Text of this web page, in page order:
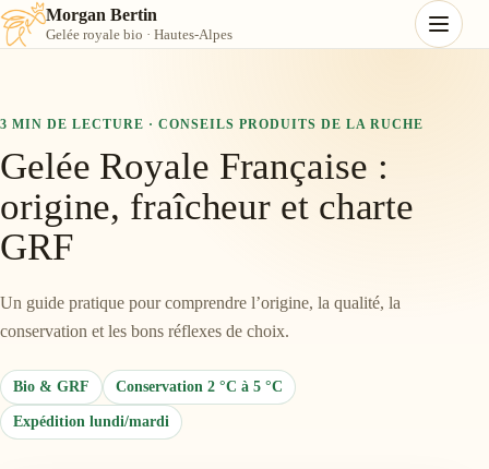
Morgan Bertin
Gelée royale bio · Hautes-Alpes
3 MIN DE LECTURE · CONSEILS PRODUITS DE LA RUCHE
Gelée Royale Française :
origine, fraîcheur et charte
GRF
Un guide pratique pour comprendre l’origine, la qualité, la
conservation et les bons réflexes de choix.
Bio & GRF Conservation 2 °C à 5 °C
Expédition lundi/mardi